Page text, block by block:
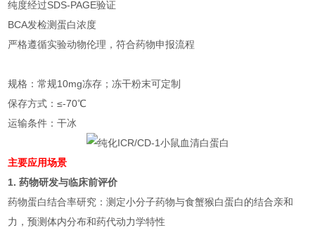
纯度经过SDS-PAGE验证
BCA发检测蛋白浓度
严格遵循实验动物伦理，符合药物申报流程
规格：常规10mg冻存；冻干粉末可定制
保存方式：≤-70℃
运输条件：干冰
主要应用场景
1. 药物研发与临床前评价
药物蛋白结合率研究：测定小分子药物与食蟹猴白蛋白的结合亲和
力，预测体内分布和药代动力学特性